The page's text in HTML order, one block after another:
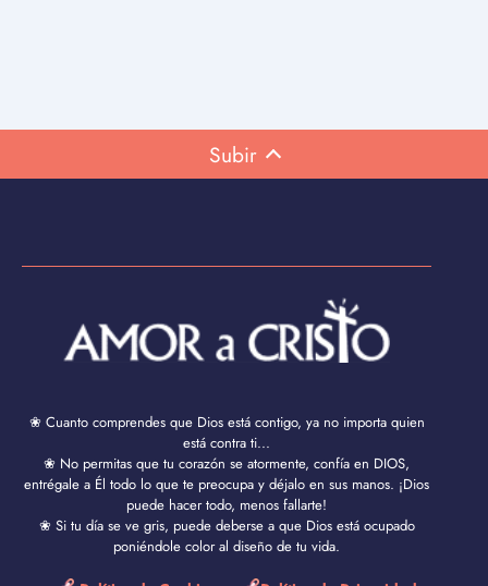
Subir
❀ Cuanto comprendes que Dios está contigo, ya no importa quien
está contra ti...
❀ No permitas que tu corazón se atormente, confía en DIOS,
entrégale a Él todo lo que te preocupa y déjalo en sus manos. ¡Dios
puede hacer todo, menos fallarte!
❀ Si tu día se ve gris, puede deberse a que Dios está ocupado
poniéndole color al diseño de tu vida.